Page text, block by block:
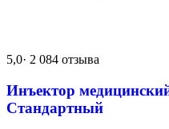
5,0· 2 084 отзыва
Инъектор
Стандартный